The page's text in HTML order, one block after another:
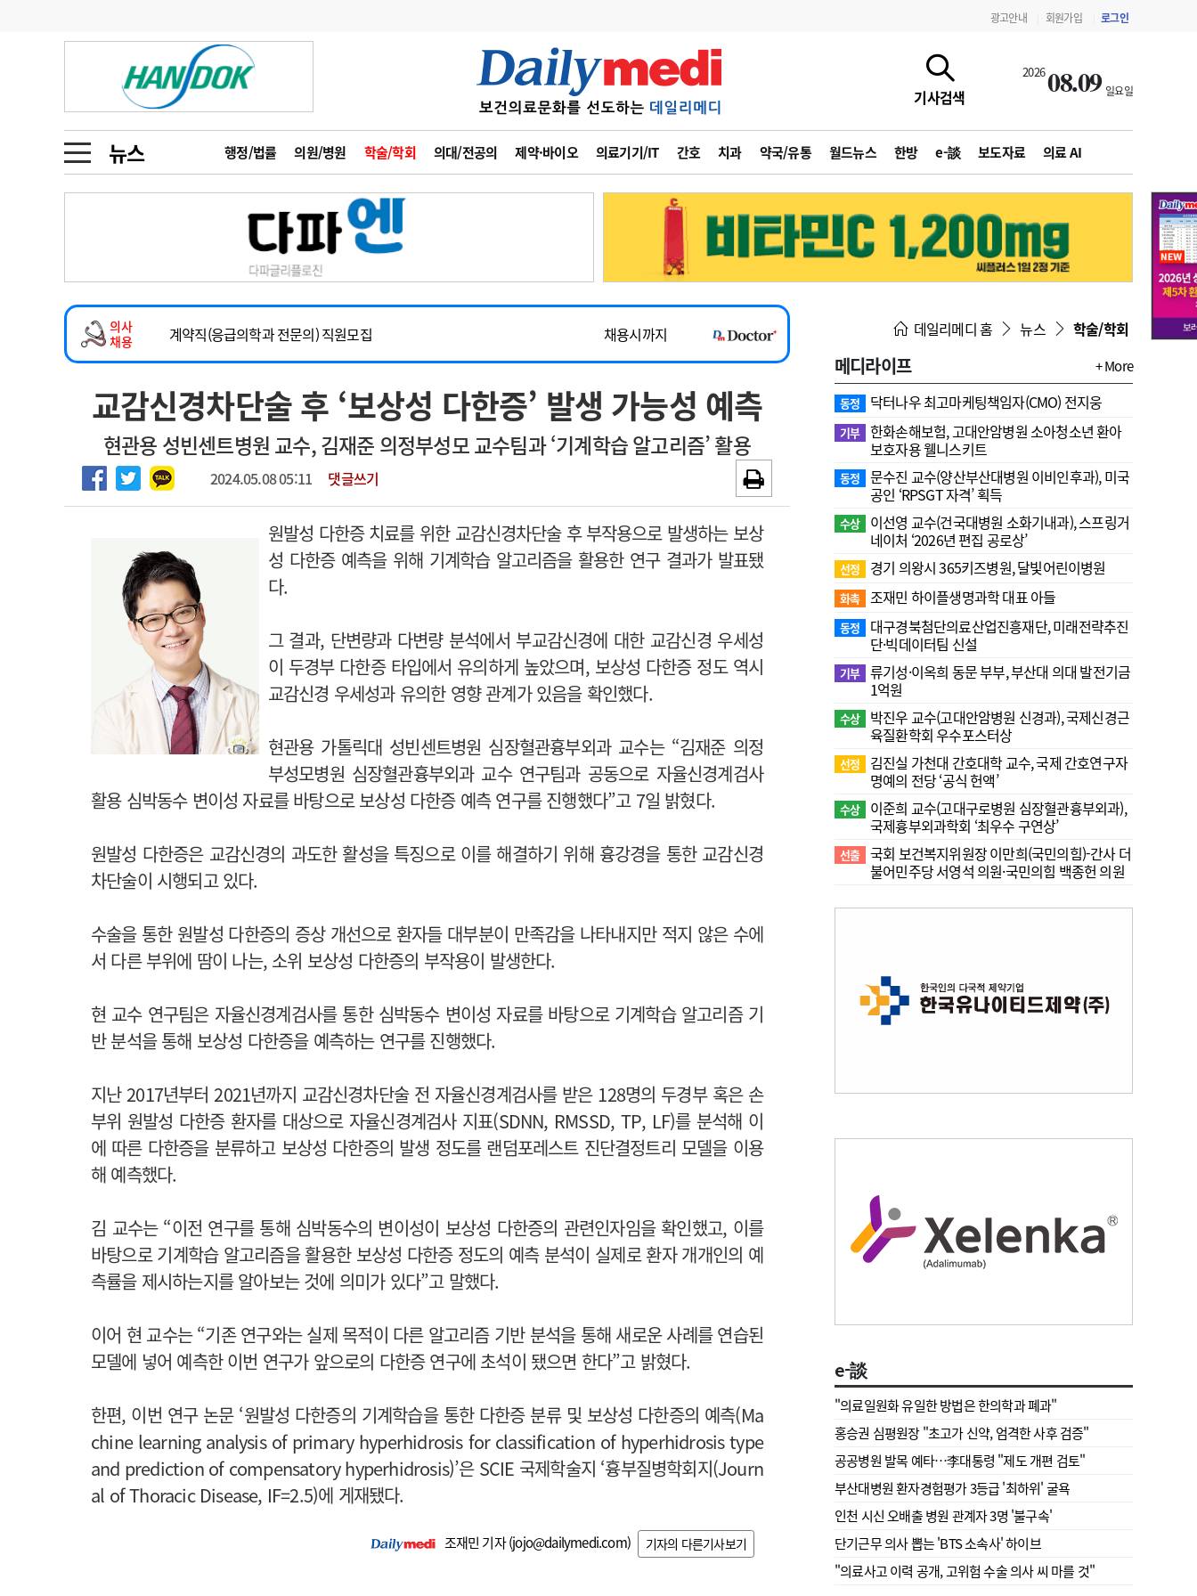
광고안내 회원가입 로그인
기사검색
202608.09 일요일
뉴스 행정/법률 의원/병원 학술/학회 의대/전공의 제약·바이오 의료기기/IT 간호 치과 약국/유통 월드뉴스 한방 e-談 보도자료 의료 AI
금주의 검색어
1
의사인력 수급 추계
2
성분명 처방
3
AI의료
4
전공의 모집 결과
6
관리급여 실시
지필공 지원책
수련환경 개선
의과대학 입시
인사 사고
오피니언 수첩
인물 초대석 피플
동영상뉴스
포토뉴스
메디 Hospital 지역병원 중소병원
인포메이션 행정처분 판례 정책/통계 공시 지침·기준·평가 약제급여 심사 결과
고객센터 회사소개 법적고지 광고안내
의사
채용
2026년 하반기 인턴 모집
~2026-08-31
마취통증의학과 임기제 임상의사 채용
채용시까지
계약직(응급의학과 전문의) 직원모집
채용시까지
하반기 전공의(레지던트1년차) 모집
~2026-08-15
2026년 하반기 인턴 모집
~2026-08-31
마취통증의학과 임기제 임상의사 채용
채용시까지
교감신경차단술 후 ‘보상성 다한증’ 발생 가능성 예측
현관용 성빈센트병원 교수, 김재준 의정부성모 교수팀과 ‘기계학습 알고리즘’ 활용
2024.05.08 05:11 댓글쓰기
원발성 다한증 치료를 위한 교감신경차단술 후 부작용으로 발생하는 보상
성 다한증 예측을 위해 기계학습 알고리즘을 활용한 연구 결과가 발표됐
다.
그 결과, 단변량과 다변량 분석에서 부교감신경에 대한 교감신경 우세성
이 두경부 다한증 타입에서 유의하게 높았으며, 보상성 다한증 정도 역시
교감신경 우세성과 유의한 영향 관계가 있음을 확인했다.
현관용 가톨릭대 성빈센트병원 심장혈관흉부외과 교수는 “김재준 의정
부성모병원 심장혈관흉부외과 교수 연구팀과 공동으로 자율신경계검사
활용 심박동수 변이성 자료를 바탕으로 보상성 다한증 예측 연구를 진행했다”고 7일 밝혔다.
원발성 다한증은 교감신경의 과도한 활성을 특징으로 이를 해결하기 위해 흉강경을 통한 교감신경
차단술이 시행되고 있다.
수술을 통한 원발성 다한증의 증상 개선으로 환자들 대부분이 만족감을 나타내지만 적지 않은 수에
서 다른 부위에 땀이 나는, 소위 보상성 다한증의 부작용이 발생한다.
현 교수 연구팀은 자율신경계검사를 통한 심박동수 변이성 자료를 바탕으로 기계학습 알고리즘 기
반 분석을 통해 보상성 다한증을 예측하는 연구를 진행했다.
지난 2017년부터 2021년까지 교감신경차단술 전 자율신경계검사를 받은 128명의 두경부 혹은 손
부위 원발성 다한증 환자를 대상으로 자율신경계검사 지표(SDNN, RMSSD, TP, LF)를 분석해 이
에 따른 다한증을 분류하고 보상성 다한증의 발생 정도를 랜덤포레스트 진단결정트리 모델을 이용
해 예측했다.
김 교수는 “이전 연구를 통해 심박동수의 변이성이 보상성 다한증의 관련인자임을 확인했고, 이를
바탕으로 기계학습 알고리즘을 활용한 보상성 다한증 정도의 예측 분석이 실제로 환자 개개인의 예
측률을 제시하는지를 알아보는 것에 의미가 있다”고 말했다.
이어 현 교수는 “기존 연구와는 실제 목적이 다른 알고리즘 기반 분석을 통해 새로운 사례를 연습된
모델에 넣어 예측한 이번 연구가 앞으로의 다한증 연구에 초석이 됐으면 한다”고 밝혔다.
한편, 이번 연구 논문 ‘원발성 다한증의 기계학습을 통한 다한증 분류 및 보상성 다한증의 예측(Ma
chine learning analysis of primary hyperhidrosis for classification of hyperhidrosis type
and prediction of compensatory hyperhidrosis)’은 SCIE 국제학술지 ‘흉부질병학회지(Journ
al of Thoracic Disease, IF=2.5)에 게재됐다.
조재민 기자 (jojo@dailymedi.com) 기자의 다른기사보기
데일리메디 홈 뉴스 학술/학회
메디라이프 + More
동정 닥터나우 최고마케팅책임자(CMO) 전지웅
기부 한화손해보험, 고대안암병원 소아청소년 환아
보호자용 웰니스키트
동정
문수진 교수( 양산부산대병원 이비인후과), 미국
공인 ‘RPSGT 자격’ 획득
수상
이선영 교수(건국대병원 소화기내과), 스프링거
네이처 ‘2026년 편집 공로상’
선정 경기 의왕시 365키즈병원, 달빛어린이병원
화촉 조재민 하이플생명과학 대표 아들
동정
대구경북첨단의료산업진흥재단, 미래전략추진
단·빅데이터팀 신설
기부 류기성·이옥희 동문 부부, 부산대 의대 발전기금
1억원
수상
박진우 교수(고대안암병원 신경과), 국제신경근
육질환학회 우수포스터상
선정
김진실 가천대 간호대학 교수, 국제 간호연구자
명예의 전당 ‘공식 헌액’
수상
이준희 교수(고대구로병원 심장혈관흉부외과),
국제흉부외과학회 ‘최우수 구연상’
선출 국회 보건복지위원장 이만희(국민의힘)-간사 더
불어민주당 서영석 의원·국민의힘 백종헌 의원
e-談
"의료일원화 유일한 방법은 한의학과 폐과"
홍승권 심평원장 " 초고가 신약, 엄격한 사후 검증"
공공병원 발목 예타…李대통령 "제도 개편 검토"
부산대병원 환자경험평가 3등급 '최하위' 굴욕
인천 시신 오배출 병원 관계자 3명 '불구속'
단기근무 의사 뽑는 'BTS 소속사' 하이브
"의료사고 이력 공개, 고위험 수술 의사 씨 마를 것"